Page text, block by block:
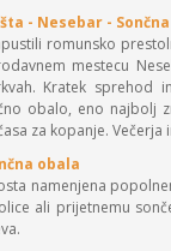
- Nesebar -
romunsko
mestecu
Kratek
obalo, eno najbolj
za kopanje. Večerja
obala
namenjena
ali prijetnemu